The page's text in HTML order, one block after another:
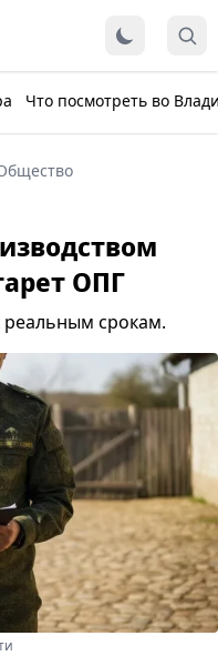
Что посмотреть во
ОПГ
реальным срокам.